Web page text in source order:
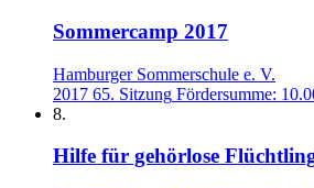
Sommercamp 2017
Hamburger Sommerschule e. V.
2017 65. Sitzung Fördersumme:
8.
Hilfe für gehörlose